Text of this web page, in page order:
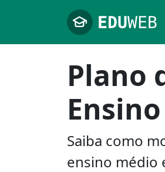
Pular para o conteúdo
Plano
Saiba como
ensino médio